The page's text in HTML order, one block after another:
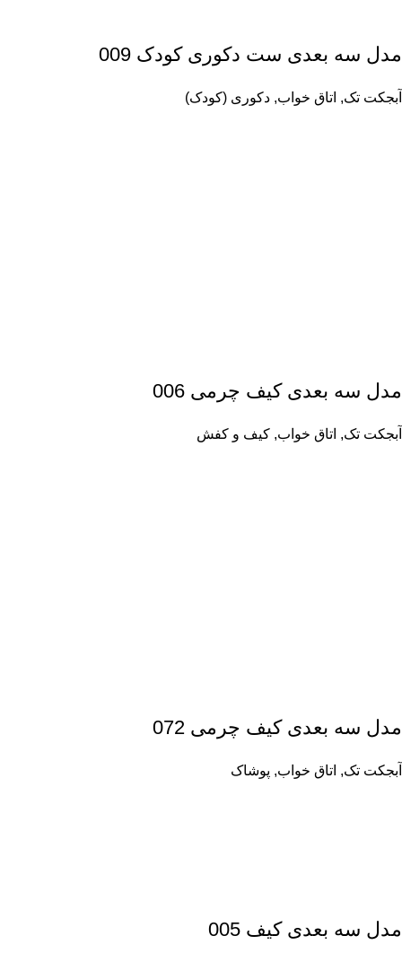
مدل سه بعدی ست دکوری کودک 009
آبجکت تک, اتاق خواب, دکوری (کودک)
مدل سه بعدی کیف چرمی 006
آبجکت تک, اتاق خواب, کیف و کفش
مدل سه بعدی کیف چرمی 072
آبجکت تک, اتاق خواب, پوشاک
مدل سه بعدی کیف 005